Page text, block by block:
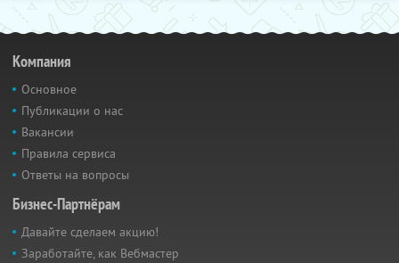
Компания
Основное
Публикации о нас
Вакансии
Правила сервиса
Ответы на вопросы
Бизнес-Партнёрам
Давайте сделаем акцию!
Заработайте, как Вебмастер